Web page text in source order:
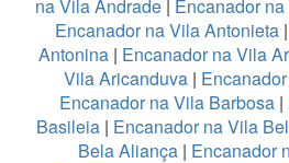
na Vila Andrade| Encanador
Encanador na Vila Antonieta |
Antonina| Encanador na Vila
Vila Aricanduva |
Encanador na Vila Barbosa |
Basileia| Encanador na Vila
Bela Aliança| Encanador